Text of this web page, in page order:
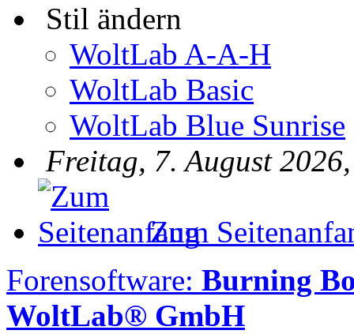
Stil ändern
WoltLab A-A-H
WoltLab Basic
WoltLab Blue Sunrise
Freitag, 7. August
Zum
Forensoftware: Burning
WoltLab® GmbH